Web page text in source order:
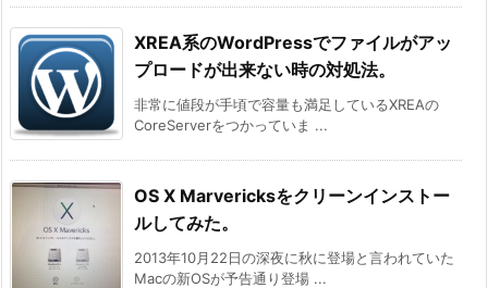
XREA系のWordPressでファイルがアッ
プロードが出来ない時の対処法。
非常に値段が手頃で容量も満足しているXREAの
CoreServerをつかっていま ...
OS X Marvericksをクリーンインストー
ルしてみた。
2013年10月22日の深夜に秋に登場と言われていた
Macの新OSが予告通り登場 ...